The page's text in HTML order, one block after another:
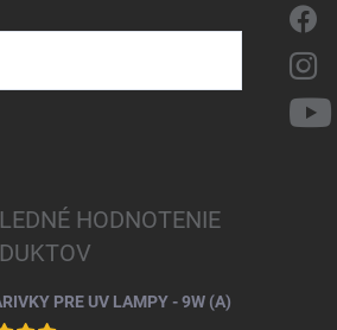
HODNOTENIE
PRE UV LAMPY - 9W (A)